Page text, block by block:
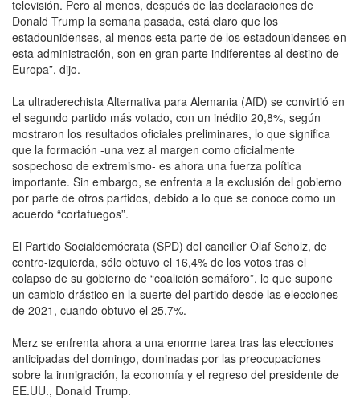
televisión. Pero al menos, después de las declaraciones de
Donald Trump la semana pasada, está claro que los
estadounidenses, al menos esta parte de los estadounidenses en
esta administración, son en gran parte indiferentes al destino de
Europa”, dijo.
La ultraderechista Alternativa para Alemania (AfD) se convirtió en
el segundo partido más votado, con un inédito 20,8%, según
mostraron los resultados oficiales preliminares, lo que significa
que la formación -una vez al margen como oficialmente
sospechoso de extremismo- es ahora una fuerza política
importante. Sin embargo, se enfrenta a la exclusión del gobierno
por parte de otros partidos, debido a lo que se conoce como un
acuerdo “cortafuegos”.
El Partido Socialdemócrata (SPD) del canciller Olaf Scholz, de
centro-izquierda, sólo obtuvo el 16,4% de los votos tras el
colapso de su gobierno de “coalición semáforo”, lo que supone
un cambio drástico en la suerte del partido desde las elecciones
de 2021, cuando obtuvo el 25,7%.
Merz se enfrenta ahora a una enorme tarea tras las elecciones
anticipadas del domingo, dominadas por las preocupaciones
sobre la inmigración, la economía y el regreso del presidente de
EE.UU., Donald Trump.